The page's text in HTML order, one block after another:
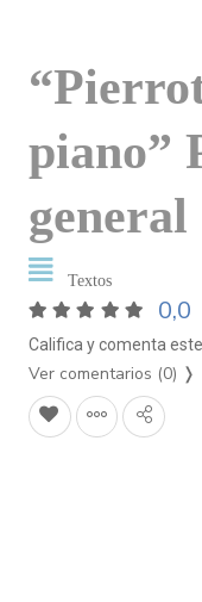
piano”
general
Textos
0,0
Califica y comenta
Ver comentarios (0) ❭